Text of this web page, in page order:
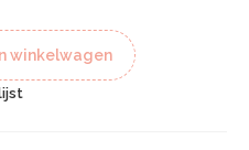
winkelwagen